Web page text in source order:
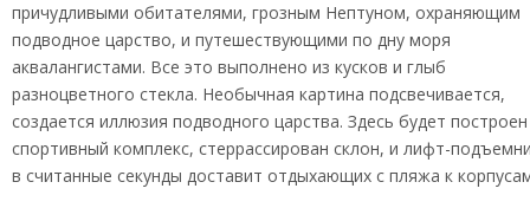
причудливыми обитателями, грозным Нептуном, охраняющим
подводное царство, и путешествующими по дну моря
аквалангистами. Все это выполнено из кусков и глыб
разноцветного стекла. Необычная картина подсвечивается,
создается иллюзия подводного царства. Здесь будет построен
спортивный комплекс, стеррассирован склон, и лифт-
в считанные секунды доставит отдыхающих с пляжа к